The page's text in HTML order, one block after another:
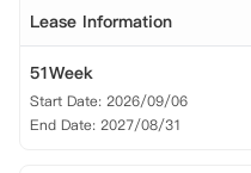
Lease Information
51Week
Start Date: 2026/09/06
End Date: 2027/08/31